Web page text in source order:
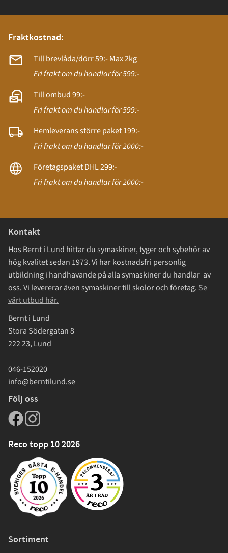
Fraktkostnad:
Till brevlåda/dörr 59:- Max 2kg
Fri frakt om du handlar för 599:-
Till ombud 99:-
Fri frakt om du handlar för 599:-
Hemleverans större paket 199:-
Fri frakt om du handlar för 2000:-
Företagspaket DHL 299:-
Fri frakt om du handlar för 2000:-
Kontakt
Hos Bernt i Lund hittar du symaskiner, tyger och sybehör av
hög kvalitet sedan 1973. Vi har kostnadsfri personlig
utbildning i handhavande på alla symaskiner du handlar av
oss. Vi levererar även symaskiner till skolor och företag. Se
vårt utbud här.
Bernt i Lund
Stora Södergatan 8
222 23, Lund
046-152020
info@berntilund.se
Följ oss
Reco topp 10 2026
Sortiment